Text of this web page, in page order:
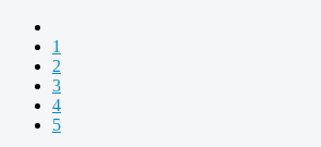
1
2
3
4
5